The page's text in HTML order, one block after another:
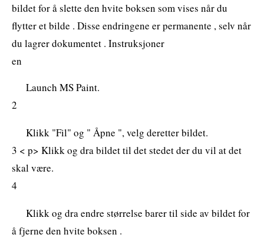
bildet for å slette den hvite boksen som vises når du
flytter et bilde . Disse endringene er permanente , selv når
du lagrer dokumentet . Instruksjoner
en
Launch MS Paint.
2
Klikk "Fil" og " Åpne ", velg deretter bildet.
3 < p> Klikk og dra bildet til det stedet der du vil at det
skal være.
4
Klikk og dra endre størrelse barer til side av bildet for
å fjerne den hvite boksen .